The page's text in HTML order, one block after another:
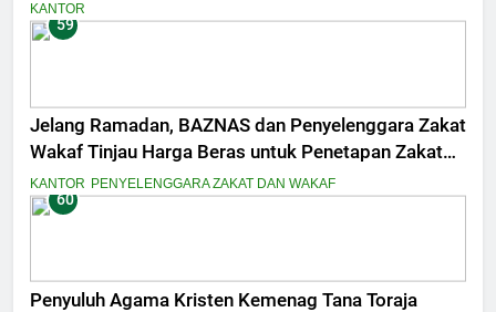
KANTOR
59
Jelang Ramadan, BAZNAS dan Penyelenggara Zakat
Wakaf Tinjau Harga Beras untuk Penetapan Zakat
Fitrah
KANTOR PENYELENGGARA ZAKAT DAN WAKAF
60
Penyuluh Agama Kristen Kemenag Tana Toraja